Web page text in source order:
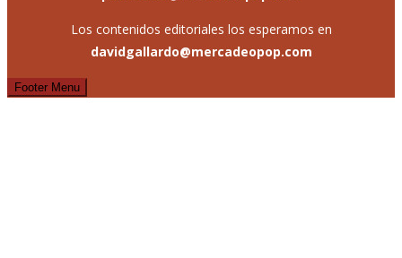
Los contenidos editoriales los esperamos en
davidgallardo@mercadeopop.com
Footer Menu